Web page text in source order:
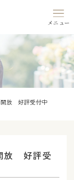
開放 好評受付中
放 好評受